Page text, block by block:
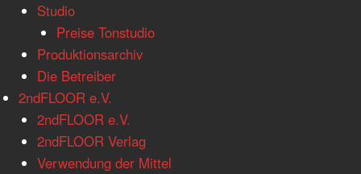
Studio
Preise Tonstudio
Produktionsarchiv
Die Betreiber
2ndFLOOR e.V.
2ndFLOOR e.V.
2ndFLOOR Verlag
Verwendung der Mittel